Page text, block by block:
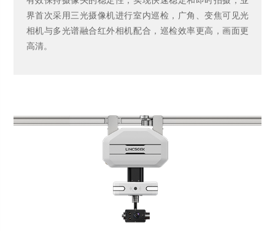
界首次采用三光摄像机进行室内巡检，广角、变焦可见光
相机与多光谱融合红外相机配合，巡检效率更高，画面更
高清。